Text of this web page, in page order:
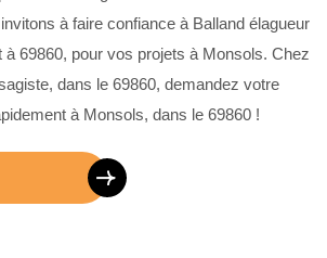
à faire confiance à Balland élagueur
à 69860, pour vos projets à Monsols. Chez
dans le 69860, demandez votre
à Monsols, dans le 69860 !